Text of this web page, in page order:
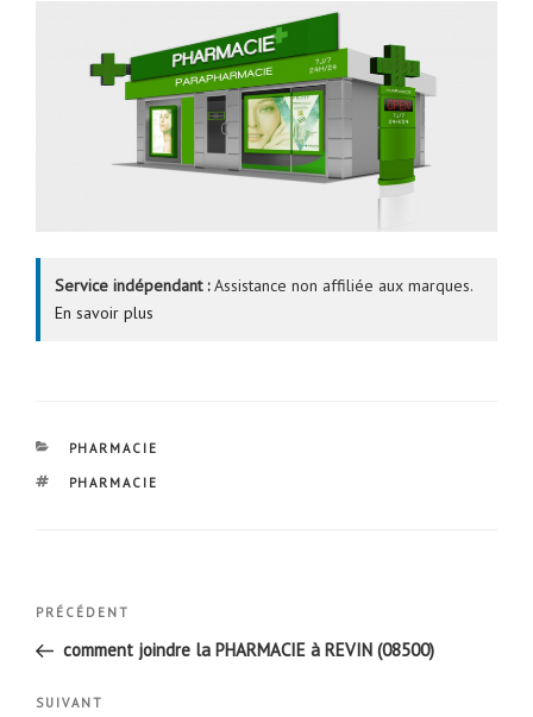
Service indépendant :Assistance non affiliée aux marques.
En savoir plus
CATÉGORIES
PHARMACIE
ÉTIQUETTES
PHARMACIE
Navigation
l’article
Article
précédent
PRÉCÉDENT
comment joindre la PHARMACIE à REVIN (08500)
Article
SUIVANT